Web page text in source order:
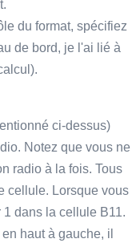
du format, spécifiez
de bord, je l'ai lié à
ci-dessus)
Notez que vous ne
radio à la fois. Tous
cellule. Lorsque vous
dans la cellule B11.
haut à gauche, il